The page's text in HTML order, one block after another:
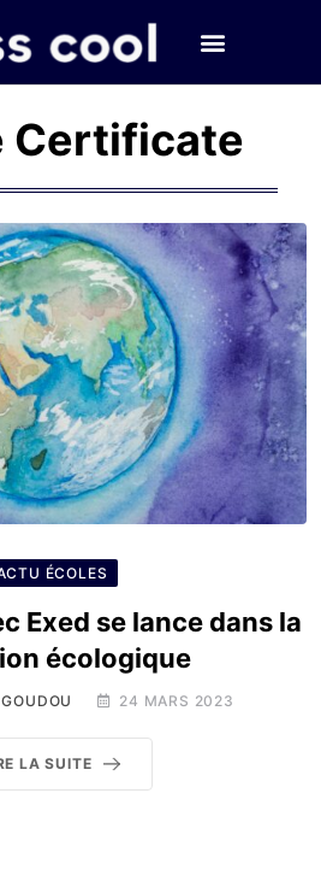
Certificate
ÉCOLES
Exed se lance dans la
écologique
24 MARS 2023
LA SUITE